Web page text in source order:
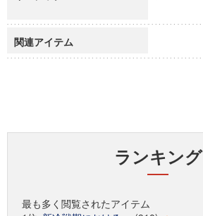
関連アイテム
ランキング
最も多く閲覧されたアイテム